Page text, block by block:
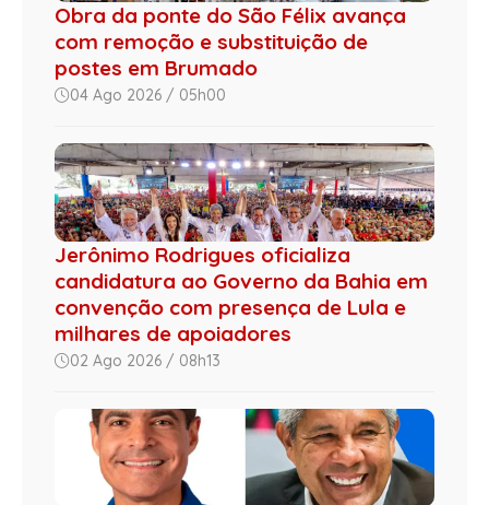
Obra da ponte do São Félix avança
com remoção e substituição de
postes em Brumado
04 Ago 2026 / 05h00
Jerônimo Rodrigues oficializa
candidatura ao Governo da Bahia em
convenção com presença de Lula e
milhares de apoiadores
02 Ago 2026 / 08h13